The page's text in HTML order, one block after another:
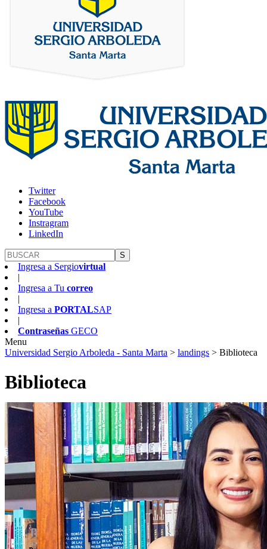
Twitter
Facebook
YouTube
Instragram
LinkedIn
S
Ingresa a Sergiovirtual
Ingresa a Tu correo
Ingresa a PORTALSAP
Contraseñas GECO
Menu
Universidad Sergio Arboleda - Santa Marta > landings > Biblioteca
Biblioteca